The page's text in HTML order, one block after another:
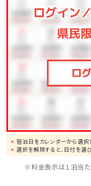
スポーツや知育ゲ
一緒に体を動かしてリ
◆バギー
4歳からご利用可能
◆馬遊び
ヨナグニウマと触れ
◆その他、館内施設
ル公式ホームページを
宿泊日をカレンダーから選択
選択を解除すると、日付を選
※料金表示は１泊当た